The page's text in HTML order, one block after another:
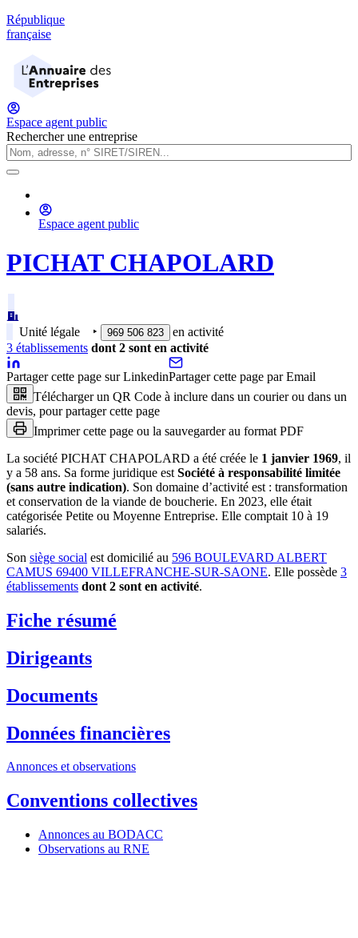
République
française
Espace agent public
Rechercher une entreprise
Espace agent public
PICHAT CHAPOLARD
Unité légale ‣ 969 506 823
en activité
3 établissements dont 2 sont en activité
Partager cette page sur LinkedinPartager cette page par Email
Télécharger un QR Code à inclure dans un courier ou dans un
devis, pour partager cette page
Imprimer cette page ou la sauvegarder au format PDF
La société PICHAT CHAPOLARD a été créée le 1 janvier 1969, il
y a 58 ans. Sa forme juridique est Société à responsabilité limitée
(sans autre indication). Son domaine d’activité est : transformation
et conservation de la viande de boucherie. En 2023, elle était
catégorisée Petite ou Moyenne Entreprise. Elle comptait 10 à 19
salariés.
Son siège social est domicilié au 596 BOULEVARD ALBERT
CAMUS 69400 VILLEFRANCHE-SUR-SAONE. Elle possède 3
établissements dont 2 sont en activité.
Fiche résumé
Dirigeants
Documents
Données financières
Annonces et observations
Conventions collectives
Annonces au BODACC
Observations au RNE